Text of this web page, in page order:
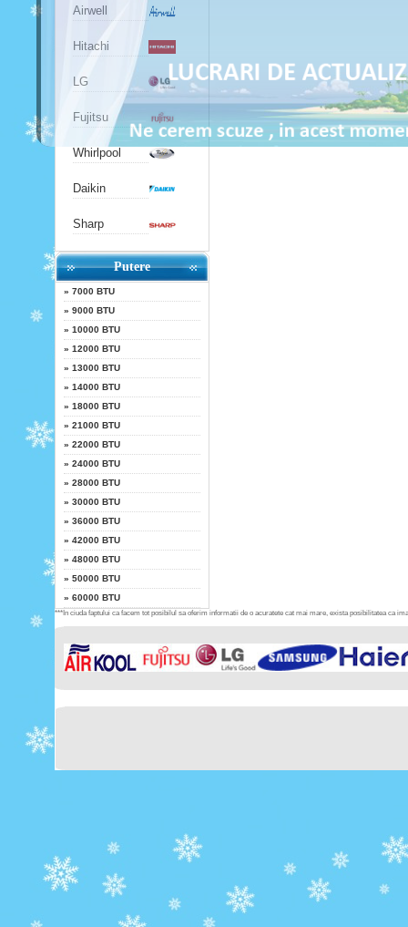
Airwell
Hitachi
LG
Fujitsu
Whirlpool
Daikin
Sharp
Putere
» 7000 BTU
» 9000 BTU
» 10000 BTU
» 12000 BTU
» 13000 BTU
» 14000 BTU
» 18000 BTU
» 21000 BTU
» 22000 BTU
» 24000 BTU
» 28000 BTU
» 30000 BTU
» 36000 BTU
» 42000 BTU
» 48000 BTU
» 50000 BTU
» 60000 BTU
***In ciuda faptului ca facem tot posibilul sa oferim informatii de o acuratete cat mai mare, exista posibilitatea ca